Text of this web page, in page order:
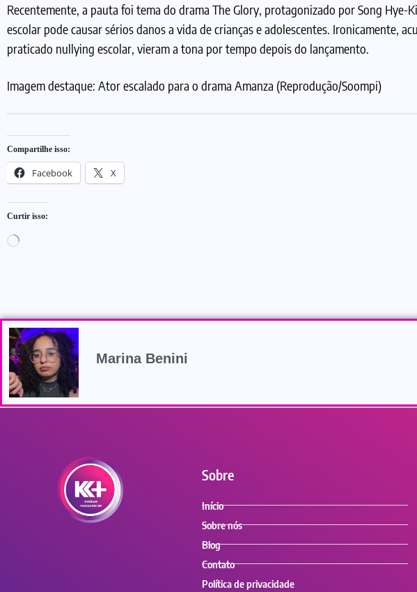
Recentemente, a pauta foi tema do drama The Glory, protagonizado por Song Hye-
escolar pode causar sérios danos a vida de crianças e adolescentes. Ironicamente,
praticado nullying escolar, vieram a tona por tempo depois do lançamento.
Imagem destaque: Ator escalado para o drama Amanza (Reprodução/Soompi)
Compartilhe isso:
Facebook X
Curtir isso:
Marina Benini
Sobre
Início
Sobre nós
Blog
Contato
Política de privacidade